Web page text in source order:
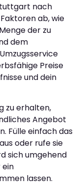
nach
ab, wie
der zu
dem
Preise
und dein
zu erhalten,
Angebot
Fülle einfach das
oder rufe sie
sich umgehend
ein
lassen.